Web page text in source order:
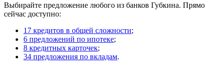
Выбирайте предложение любого из банков Губкина. Прямо
сейчас доступно:
17 кредитов в общей сложности;
6 предложений по ипотеке;
8 кредитных карточек;
34 предложения по вкладам.